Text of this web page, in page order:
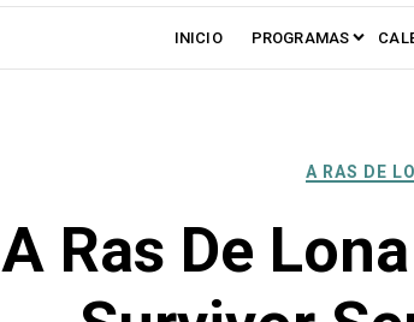
INICIO PROGRAMAS
A RAS DE
A Ras De